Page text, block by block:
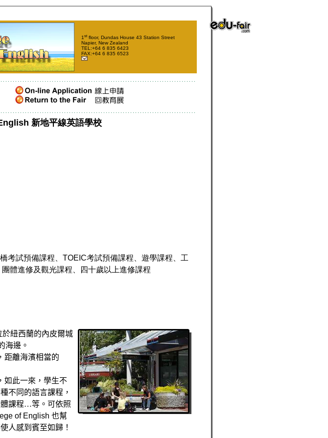
1st floor, Dundas House 43 Station Street
Napier, New Zealand
TEL:+64 6 835 6423
FAX:+64 6 835 6523
新地平線英語學校
考試預備課程、TOEIC考試預備課程、遊學課程、工
體進修及觀光課程、四十歲以上進修課程
紐西蘭的內皮爾城
海邊。
距離海濱相當的
如此一來，學生不
不同的語言課程，
課程…等。可依照
of English 也幫
人感到賓至如歸！